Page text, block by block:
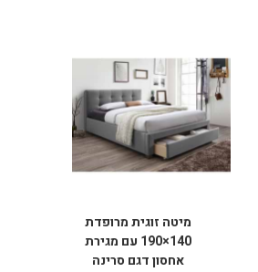
מיטה זוגית מרופדת
140×190 עם מגירת
אחסון דגם סרינה